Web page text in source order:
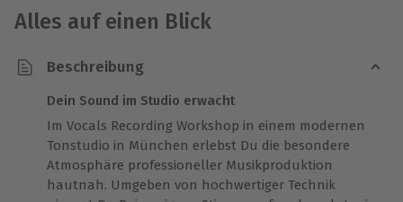
Alles auf einen Blick
Beschreibung
Dein Sound im Studio erwacht
Im Vocals Recording Workshop in einem modernen
Tonstudio in München erlebst Du die besondere
Atmosphäre professioneller Musikproduktion
hautnah. Umgeben von hochwertiger Technik